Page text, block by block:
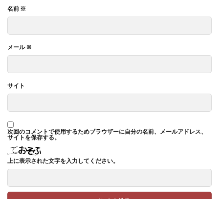
名前 ※
メール※
サイト
次回のコメントで使用するためブラウザーに自分の名前、メールアドレス、
サイトを保存する。
上に表示された文字を入力してください。